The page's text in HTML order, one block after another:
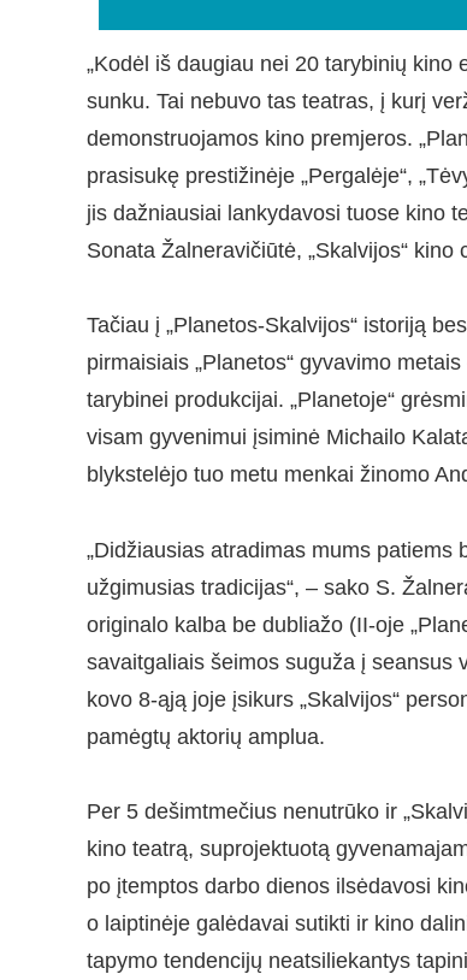
„Kodėl iš daugiau nei 20 tarybinių kino
sunku. Tai nebuvo tas teatras, į kurį
demonstruojamos kino premjeros.
prasisukę prestižinėje „Pergalėje“,
jis dažniausiai lankydavosi tuose kino
Sonata Žalneravičiūtė, „Skalvijos“
Tačiau į „Planetos-Skalvijos“ istoriją
pirmaisiais „Planetos“ gyvavimo
tarybinei produkcijai. „Planetoje“
visam gyvenimui įsiminė Michailo
blykstelėjo tuo metu menkai žinomo
„Didžiausias atradimas mums patiems
užgimusias tradicijas“, – sako S.
originalo kalba be dubliažo (II-oje
savaitgaliais šeimos suguža į seansus
kovo 8-ąją joje įsikurs „Skalvijos“
pamėgtų aktorių amplua.
Per 5 dešimtmečius nenutrūko ir
kino teatrą, suprojektuotą
po įtemptos darbo dienos ilsėdavosi
o laiptinėje galėdavai sutikti ir kino
tapymo tendencijų neatsiliekantys